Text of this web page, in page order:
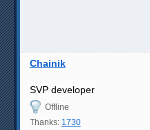
Chainik
SVP developer
Offline
Thanks: 1730